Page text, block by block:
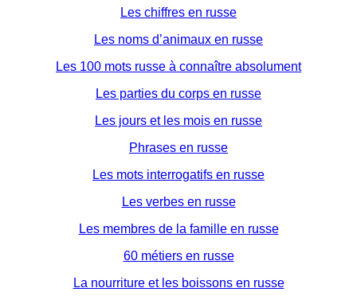
Les chiffres en russe
Les noms d’animaux en russe
Les 100 mots russe à connaître absolument
Les parties du corps en russe
Les jours et les mois en russe
Phrases en russe
Les mots interrogatifs en russe
Les verbes en russe
Les membres de la famille en russe
60 métiers en russe
La nourriture et les boissons en russe